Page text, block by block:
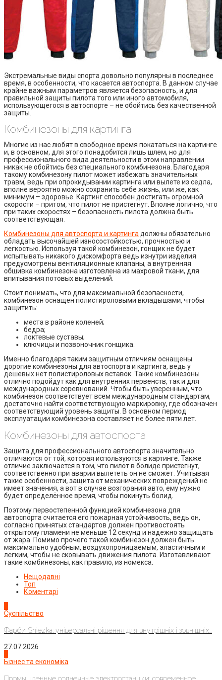
Экстремальные виды спорта довольно популярны в последнее
время, в особенности, что касается автоспорта. В данном случае
крайне важным параметров является безопасность, и для
правильной защиты пилота того или иного автомобиля,
использующегося в автоспорте – не обойтись без качественной
защиты.
Комбинезоны для картинга
Многие из нас любят в свободное время покататься на картинге
и, в основном, для этого понадобится лишь шлем, но для
профессионального вида деятельности в этом направлении
никак не обойтись без специального комбинезона. Благодаря
такому комбинезону пилот может избежать значительных
травм, ведь при опрокидывании картинга или вылете из седла,
вполне вероятно можно сохранить себе жизнь, или же, как
минимум – здоровье. Картинг способен достигать огромной
скорости – притом, что пилот не пристегнут. Вполне логично, что
при таких скоростях – безопасность пилота должна быть
соответствующая.
Комбинезоны для автоспорта и картингадолжны обязательно
обладать высочайшей износостойкостью, прочностью и
легкостью. Используя такой комбинезон, гонщик не будет
испытывать никакого дискомфорта ведь изнутри изделия
предусмотрены вентиляционные клапаны, а внутренняя
обшивка комбинезона изготовлена из махровой ткани, для
впитывания потовых выделений.
Стоит понимать, что для максимальной безопасности,
комбинезон оснащен полистироловыми вкладышами, чтобы
защитить:
места в районе коленей;
бедра;
локтевые суставы;
ключицы и позвоночник гонщика.
Именно благодаря таким защитным отличиям оснащены
дорогие комбинезоны для автоспорта и картинга, ведь у
дешевых нет полистироловых вставок. Такие комбинезоны
отлично подойдут как для внутренних первенств, так и для
международных соревнований. Чтобы быть уверенным, что
комбинезон соответствует всем международным стандартам,
достаточно найти соответствующую маркировку, где обозначен
соответствующий уровень защиты. В основном период
эксплуатации комбинезона составляет не более пяти лет.
Комбинезоны для автоспорта
Защита для профессионального автоспорта значительно
отличаются от той, которая используются в картинге. Также
отличие заключается в том, что пилот в болиде пристегнут,
соответственно при аварии вылететь он не сможет. Учитывая
такие особенности, защита от механических повреждений не
имеет значения, а вот в случае возгорания авто, ему нужно
будет определённое время, чтобы покинуть болид.
Поэтому первостепенной функцией комбинезона для
автоспорта считается его пожарная устойчивость, ведь он,
согласно принятых стандартов должен противостоять
открытому пламени не меньше 12 секунд и надежно защищать
от жара. Помимо прочего такой комбинезон должен быть
максимально удобным, воздухопроницаемым, эластичным и
легким, чтобы не сковывать движения пилота. Изготавливают
такие комбинезоны, как правило, из номекса.
Нещодавні
Топ
Коментарі
Суспільство
Фарби Sniezka: універсальні рішення для внутрішніх і зовнішніх...
27.07.2026
Бізнес та економіка